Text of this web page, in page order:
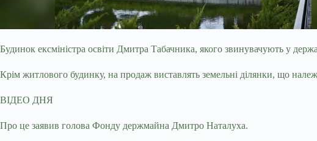
Будинок ексміністра освіти Дмитра Табачника, якого звинувачують у
Крім житлового будинку, на продаж виставлять земельні ділянки, що
ВІДЕО ДНЯ
Про це заявив голова Фонду держмайна Дмитро Наталуха.